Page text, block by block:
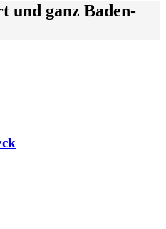
und ganz Baden-